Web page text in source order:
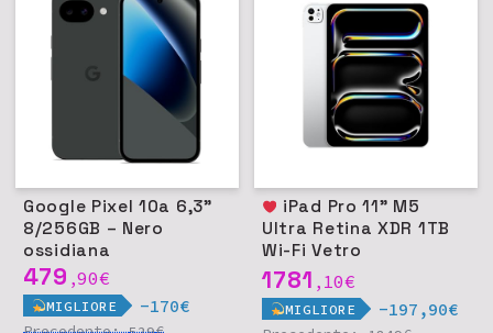
Google Pixel 10a 6,3"
8/256GB – Nero
ossidiana
479 ,90€
MIGLIORE -170€
Ultra Retina XDR 1TB
Wi-Fi Vetro
nanotexture - Argento
1781 , 10€
MIGLIORE -197,90€